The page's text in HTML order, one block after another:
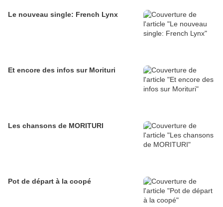
Le nouveau single: French Lynx
Et encore des infos sur Morituri
Les chansons de MORITURI
Pot de départ à la coopé